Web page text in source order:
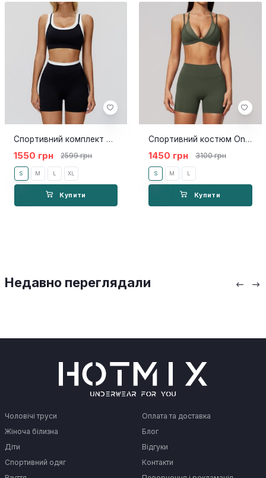
Спортивний комплект Daisy
1550 грн 2599 грн
S M L XL
Купити
Спортивний костюм Ona khaki
1450 грн 3100 грн
S M L
Купити
Недавно переглядали
Чоловічі труси
Жіноча білизна
Діти
Спортивний одяг
Оплата та доставка
Блог
Відгуки
Контакти